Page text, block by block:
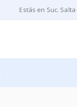
Estás en Suc. Salta·